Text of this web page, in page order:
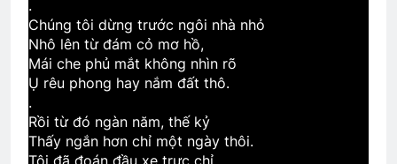
2 Years Ago
Album 1
.
Chúng tôi dừng trước ngôi nhà nhỏ
Nhô lên từ đám cỏ mơ hồ,
Mái che phủ mắt không nhìn rõ
Ụ rêu phong hay nắm đất thô.
.
Rồi từ đó ngàn năm, thế kỷ
Thấy ngắn hơn chỉ một ngày thôi.